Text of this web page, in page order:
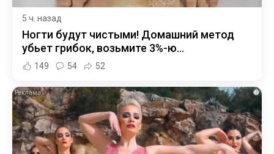
5 ч. назад
Ногти будут чистыми! Домашний метод
убьет грибок, возьмите 3%-ю…
149 54 52
i